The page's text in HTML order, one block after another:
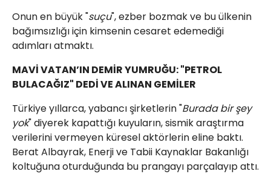
​Onun en büyük "suçu", ezber bozmak ve bu ülkenin
bağımsızlığı için kimsenin cesaret edemediği
adımları atmaktı.
​MAVİ VATAN’IN DEMİR YUMRUĞU: "PETROL
BULACAĞIZ" DEDİ VE ALINAN GEMİLER
​Türkiye yıllarca, yabancı şirketlerin "Burada bir şey
yok" diyerek kapattığı kuyuların, sismik araştırma
verilerini vermeyen küresel aktörlerin eline baktı.
Berat Albayrak, Enerji ve Tabii Kaynaklar Bakanlığı
koltuğuna oturduğunda bu prangayı parçalayıp attı.